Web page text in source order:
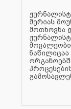
მერიას
მოთხოვნა